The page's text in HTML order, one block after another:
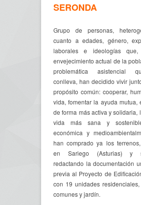
SERONDA
Grupo de personas,
cuanto a edades, género,
laborales e ideologías
envejecimiento actual de la
problemática asistencial
conlleva, han decidido vivir
propósito común: cooperar,
vida, fomentar la ayuda mutua,
de forma más activa y solidaria,
vida más sana y
económica y
han comprado ya los
en Sariego (Asturias) y
redactando la documentación
previa al Proyecto de
con 19 unidades
comunes y jardín.